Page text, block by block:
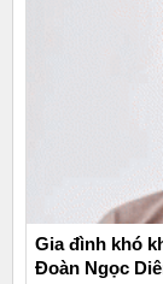
Gia đình khó
Đoàn Ngọc